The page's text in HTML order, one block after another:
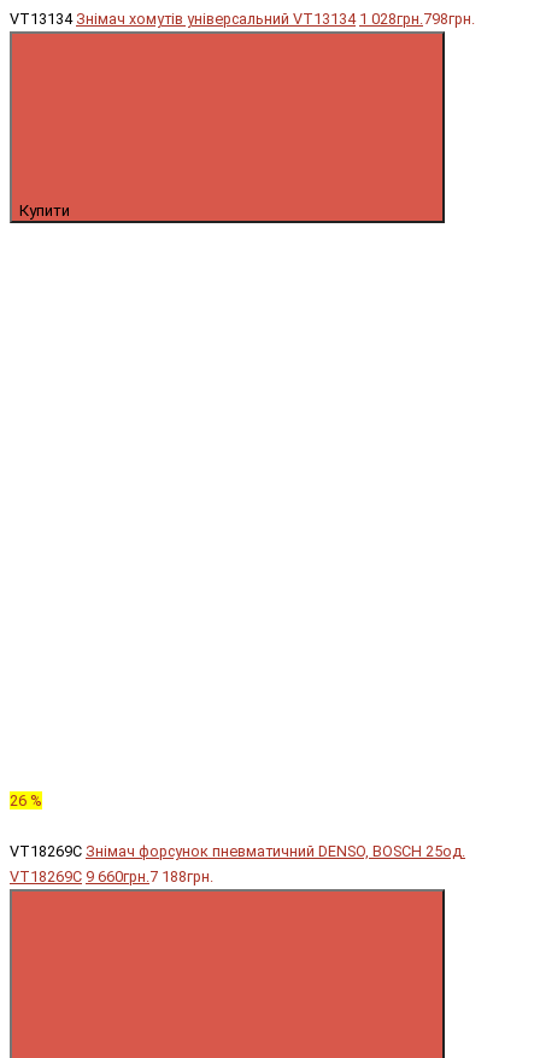
VT13134 Знімач хомутів універсальний VT13134 1 028грн.798грн.
Купити
26 %
VT18269C Знімач форсунок пневматичний DENSO, BOSCH 25од.
VT18269C 9 660грн.7 188грн.